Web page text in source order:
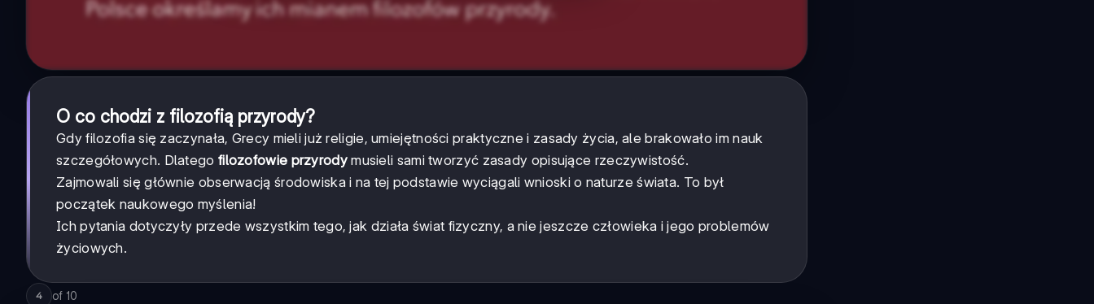
O co chodzi z filozofią przyrody?
Gdy filozofia się zaczynała, Grecy mieli już religie, umiejętności praktyczne i zasady życia, ale brakowało im nauk
szczegółowych. Dlatego filozofowie przyrodymusieli sami tworzyć zasady opisujące rzeczywistość.
Zajmowali się głównie obserwacją środowiska i na tej podstawie wyciągali wnioski o naturze świata. To był
początek naukowego myślenia!
Ich pytania dotyczyły przede wszystkim tego, jak działa świat fizyczny, a nie jeszcze człowieka i jego problemów
życiowych.
4 of 10